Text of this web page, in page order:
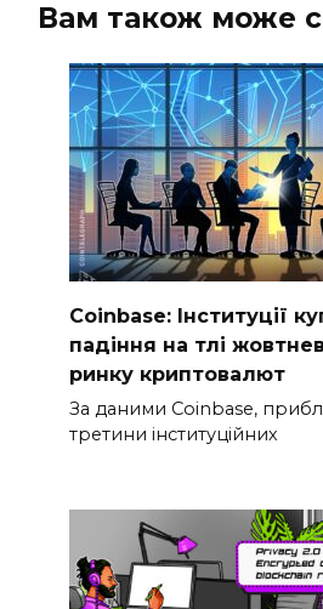
Вам також може
Coinbase: Інституції
падіння на тлі
ринку криптовалют
За даними Coinbase,
третини інституційних